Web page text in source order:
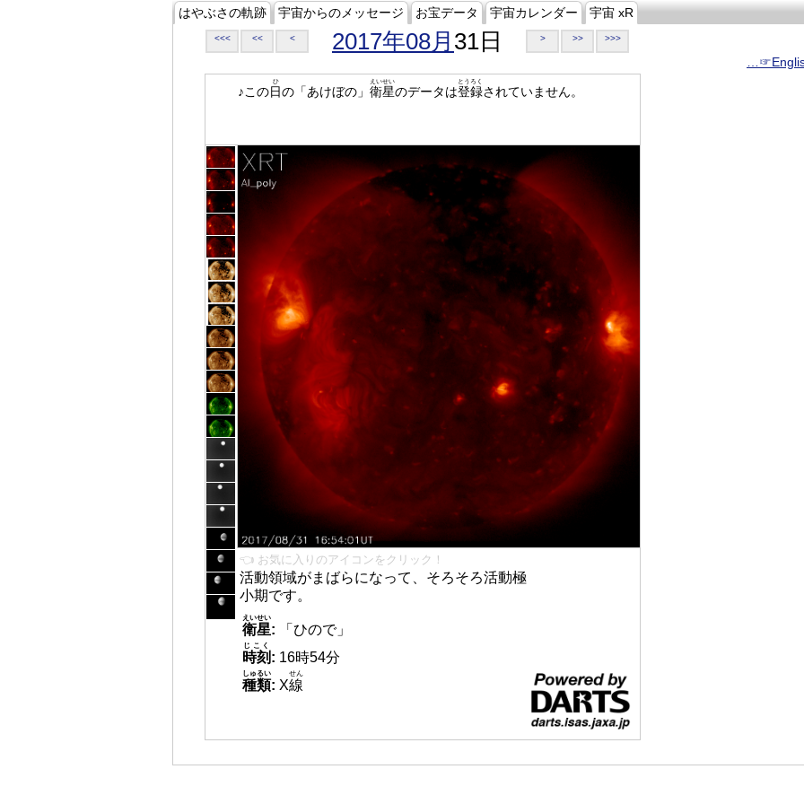
はやぶさの軌跡 宇宙からのメッセージ お宝データ 宇宙カレンダー 宇宙 xR
<<< << < 2017年08月 31日 > >> >>>
♪この日
ひ
の「あけぼの」 衛星
えいせい
のデータは登録
とうろく
されていません。
👈 お気に入りのアイコンをクリック！
活動領域がまばらになって、そろそろ活動極
小期です。
衛星
えいせい
:
「ひので」
時刻
じこく
: 16時54分
種類
しゅるい
: X線
せん